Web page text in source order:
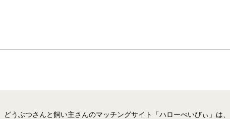
どうぶつさんと飼い主さんのマッチングサイト「ハローべいびぃ」は、